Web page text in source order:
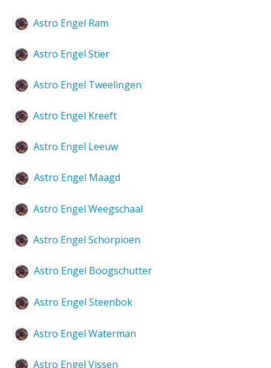
Astro Engel Ram
Astro Engel Stier
Astro Engel Tweelingen
Astro Engel Kreeft
Astro Engel Leeuw
Astro Engel Maagd
Astro Engel Weegschaal
Astro Engel Schorpioen
Astro Engel Boogschutter
Astro Engel Steenbok
Astro Engel Waterman
Astro Engel Vissen